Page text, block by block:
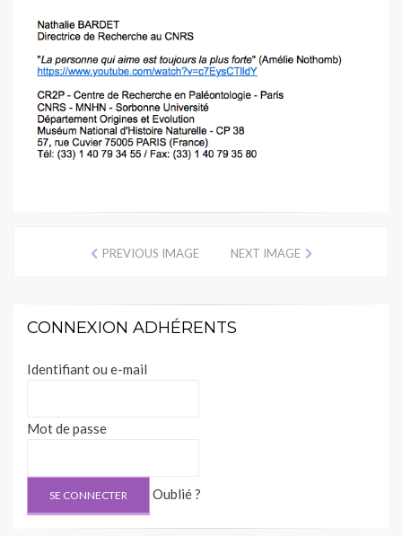
PREVIOUS IMAGE NEXT IMAGE
CONNEXION ADHÉRENTS
Identifiant ou e-mail
Mot de passe
Oublié ?